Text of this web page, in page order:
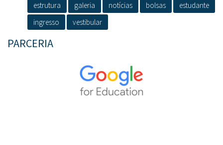
estrutura
galeria notícias bolsas
estudante
ingresso
vestibular
PARCERIA